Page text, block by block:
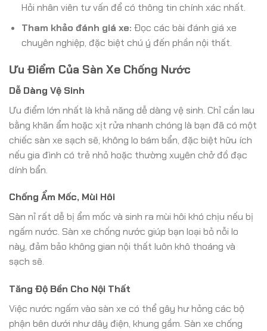
Hỏi nhân viên tư vấn để có thông tin chính xác nhất.
Tham khảo đánh giá xe: Đọc các bài đánh giá xe
chuyên nghiệp, đặc biệt chú ý đến phần nội thất.
Ưu Điểm Của Sàn Xe Chống Nước
Dễ Dàng Vệ Sinh
Ưu điểm lớn nhất là khả năng dễ dàng vệ sinh. Chỉ cần lau
bằng khăn ẩm hoặc xịt rửa nhanh chóng là bạn đã có một
chiếc sàn xe sạch sẽ, không lo bám bẩn, đặc biệt hữu ích
nếu gia đình có trẻ nhỏ hoặc thường xuyên chở đồ đạc
dính bẩn.
Chống Ẩm Mốc, Mùi Hôi
Sàn nỉ rất dễ bị ẩm mốc và sinh ra mùi hôi khó chịu nếu bị
ngấm nước. Sàn xe chống nước giúp bạn loại bỏ nỗi lo
này, đảm bảo không gian nội thất luôn khô thoáng và
sạch sẽ.
Tăng Độ Bền Cho Nội Thất
Việc nước ngấm vào sàn xe có thể gây hư hỏng các bộ
phận bên dưới như dây điện, khung gầm. Sàn xe chống